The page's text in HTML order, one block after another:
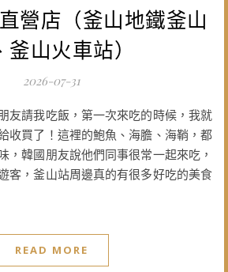
營店（釜山地鐵釜山
釜山火車站）
2026-07-31
收買了！這裡的鮑魚、海膽、海鞘，都
，韓國朋友說他們同事很常一起來吃，
客，釜山站周邊真的有很多好吃的美食
READ MORE